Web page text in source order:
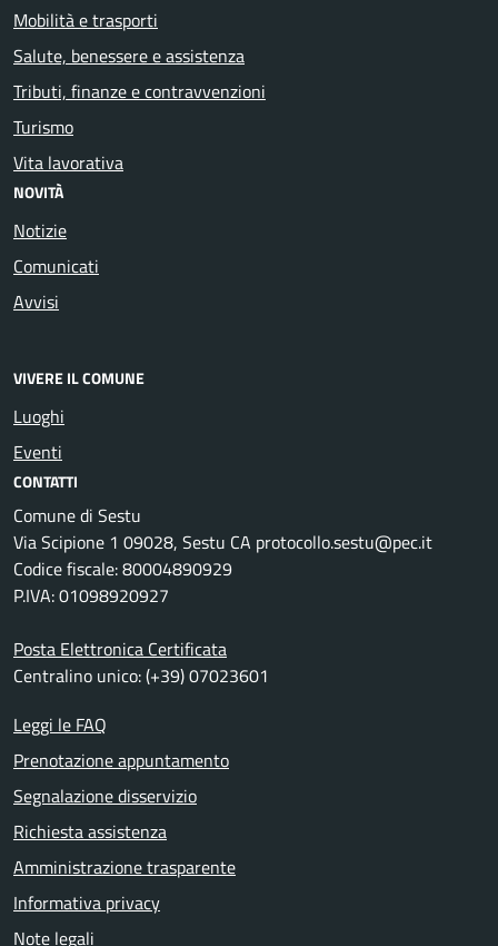
Mobilità e trasporti
Salute, benessere e assistenza
Tributi, finanze e contravvenzioni
Turismo
Vita lavorativa
NOVITÀ
Notizie
Comunicati
Avvisi
VIVERE IL COMUNE
Luoghi
Eventi
CONTATTI
Comune di Sestu
Via Scipione 1 09028, Sestu CA protocollo.sestu@pec.it
Codice fiscale: 80004890929
P.IVA: 01098920927
Posta Elettronica Certificata
Centralino unico: (+39) 07023601
Leggi le FAQ
Prenotazione appuntamento
Segnalazione disservizio
Richiesta assistenza
Amministrazione trasparente
Informativa privacy
Note legali